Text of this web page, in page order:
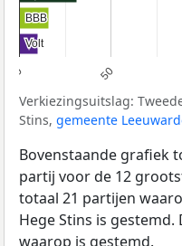
0 50
BBB
BBB
Volt
Volt
Verkiezingsuitslag:
Stins, gemeente
Bovenstaande grafiek
partij voor de 12
totaal 21 partijen
Hege Stins is
waarop is gestemd.